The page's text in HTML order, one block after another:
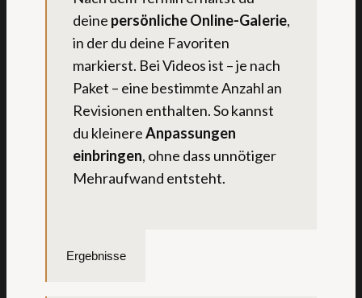
deine persönliche Online-Galerie,
in der du deine Favoriten
markierst. Bei Videos ist – je nach
Paket – eine bestimmte Anzahl an
Revisionen enthalten. So kannst
du kleinereAnpassungen
einbringen, ohne dass unnötiger
Mehraufwand entsteht.
Ergebnisse